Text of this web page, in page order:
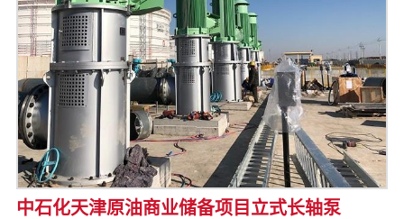
中石化天津原油商业储备项目立式长轴泵